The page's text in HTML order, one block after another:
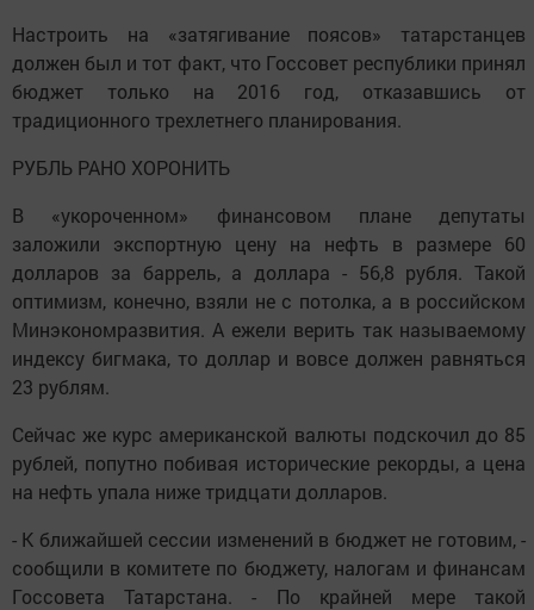
Настроить на «затягивание поясов» татарстанцев
должен был и тот факт, что Госсовет республики принял
бюджет только на 2016 год, отказавшись от
традиционного трехлетнего планирования.
РУБЛЬ РАНО ХОРОНИТЬ
В «укороченном» финансовом плане депутаты
заложили экспортную цену на нефть в размере 60
долларов за баррель, а доллара - 56,8 рубля. Такой
оптимизм, конечно, взяли не с потолка, а в российском
Минэкономразвития. А ежели верить так называемому
индексу бигмака, то доллар и вовсе должен равняться
23 рублям.
Сейчас же курс американской валюты подскочил до 85
рублей, попутно побивая исторические рекорды, а цена
на нефть упала ниже тридцати долларов.
- К ближайшей сессии изменений в бюджет не готовим, -
сообщили в комитете по бюджету, налогам и финансам
Госсовета Татарстана. - По крайней мере такой